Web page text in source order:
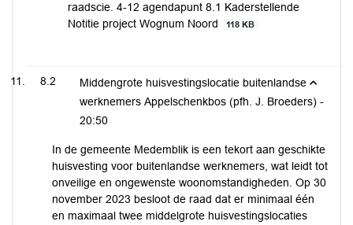
raadscie. 4-12 agendapunt 8.1 Kaderstellende
Notitie project Wognum Noord
118 KB
8.2
Middengrote huisvestingslocatie buitenlandse
werknemers Appelschenkbos (pfh. J. Broeders) -
20:50
In de gemeente Medemblik is een tekort aan geschikte
huisvesting voor buitenlandse werknemers, wat leidt tot
onveilige en ongewenste woonomstandigheden. Op 30
november 2023 besloot de raad dat er minimaal één
en maximaal twee middelgrote huisvestingslocaties